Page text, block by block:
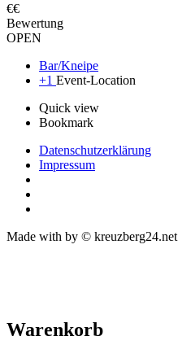
€€
Bewertung
OPEN
Bar/Kneipe
+1 Event-Location
Quick view
Bookmark
Datenschutzerklärung
Impressum
Made with by © kreuzberg24.net
Warenkorb